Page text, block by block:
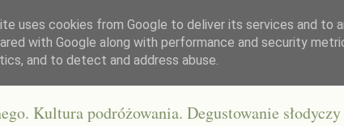
Kultura podróżowania. Degustowanie
uses cookies from Google to deliver its services and to
with Google along with performance and security
and to detect and address abuse.